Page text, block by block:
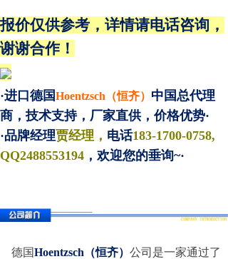
报价仅供参考，详情请电话咨询，
谢谢合作！
·进口德国Hoentzsch（恒齐） 中国总代理
商，技术支持，厂家直供，价格优势·
·品牌经理贾经理， 电话183-1700-0758,
QQ2488553194 ，欢迎您的垂询~·
德国Hoentzsch（恒齐） 公司是一家通过了